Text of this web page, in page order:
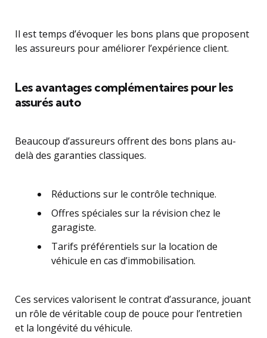
Il est temps d’évoquer les bons plans que proposent
les assureurs pour améliorer l’expérience client.
Les avantages complémentaires pour les
assurés auto
Beaucoup d’assureurs offrent des bons plans au-
delà des garanties classiques.
Réductions sur le contrôle technique.
Offres spéciales sur la révision chez le
garagiste.
Tarifs préférentiels sur la location de
véhicule en cas d’immobilisation.
Ces services valorisent le contrat d’assurance, jouant
un rôle de véritable coup de pouce pour l’entretien
et la longévité du véhicule.